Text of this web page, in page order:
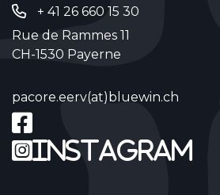
+ 41 26 660 15 30
Rue de Rammes 11
CH-1530 Payerne
pacore.eerv(at)bluewin.ch
Instagram